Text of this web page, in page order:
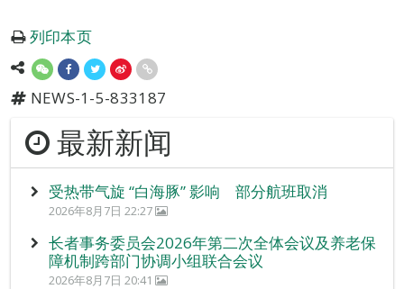
列印本页
NEWS-1-5-833187
最新新闻
受热带气旋 “白海豚” 影响 部分航班取消
2026年8月7日 22:27
长者事务委员会2026年第二次全体会议及养老保
障机制跨部门协调小组联合会议
2026年8月7日 20:41